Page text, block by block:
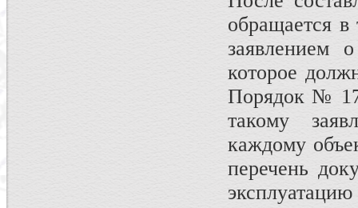
обращается в
заявлением
которое
Порядок №
такому
каждому
перечень